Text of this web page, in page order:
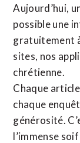
Aujourd’hui,
possible une
gratuitement
sites, nos
chrétienne.
Chaque
chaque
générosité.
l’immense